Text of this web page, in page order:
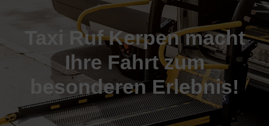
Taxi Ruf Kerpen macht
Ihre Fahrt zum
besonderen Erlebnis!